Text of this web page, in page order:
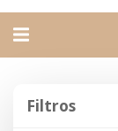
Alternar
Filtros